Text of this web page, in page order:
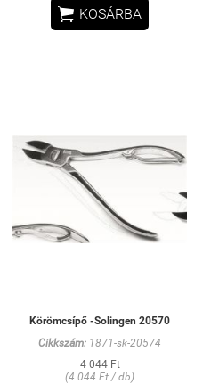
 KOSÁRBA
Körömcsípő -Solingen 20570
Cikkszám: 1871-sk-20574
4 044 Ft
(4 044 Ft / db)